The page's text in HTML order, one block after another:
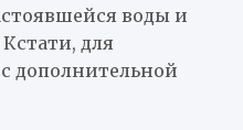
воды и
для
дополнительной